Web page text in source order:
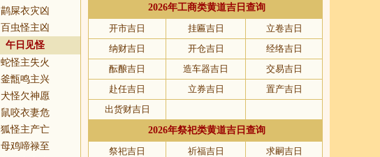
鹋屎衣灾凶
百虫怪主凶
午日见怪
蛇怪主失火
釜甑鸣主兴
犬怪欠神愿
鼠咬衣妻危
狐怪主产亡
母鸡啼禄至
2026年工商类黄道吉日查询
开市吉日
挂匾吉日
立卷吉日
纳财吉日
开仓吉日
经络吉日
酝酿吉日
造车器吉日
交易吉日
赴任吉日
立券吉日
置产吉日
出货财吉日
2026年祭祀类黄道吉日查询
祭祀吉日
祈福吉日
求嗣吉日